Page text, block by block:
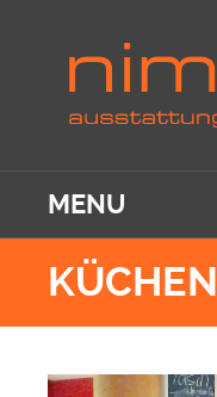
MENU
KÜCHEN